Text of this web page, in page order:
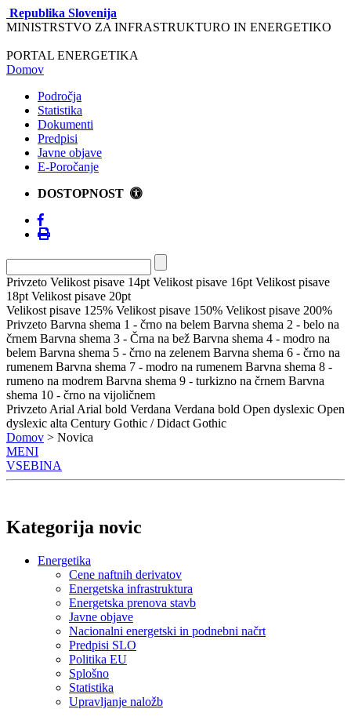
Republika Slovenija
MINISTRSTVO ZA INFRASTRUKTURO IN ENERGETIKO
PORTAL ENERGETIKA
Domov
Področja
Statistika
Dokumenti
Predpisi
Javne objave
E-Poročanje
DOSTOPNOST
Privzeto Velikost pisave 14pt Velikost pisave 16pt Velikost pisave
18pt Velikost pisave 20pt
Velikost pisave 125% Velikost pisave 150% Velikost pisave 200%
Privzeto Barvna shema 1 - črno na belem Barvna shema 2 - belo na
črnem Barvna shema 3 - Črna na bež Barvna shema 4 - modro na
belem Barvna shema 5 - črno na zelenem Barvna shema 6 - črno na
rumenem Barvna shema 7 - modro na rumenem Barvna shema 8 -
rumeno na modrem Barvna shema 9 - turkizno na črnem Barvna
shema 10 - črno na vijoličnem
Privzeto Arial Arial bold Verdana Verdana bold Open dyslexic Open
dyslexic alta Century Gothic / Didact Gothic
Domov > Novica
MENI
VSEBINA
Kategorija novic
Energetika
Cene naftnih derivatov
Energetska infrastruktura
Energetska prenova stavb
Javne objave
Nacionalni energetski in podnebni načrt
Predpisi SLO
Politika EU
Splošno
Statistika
Upravljanje naložb